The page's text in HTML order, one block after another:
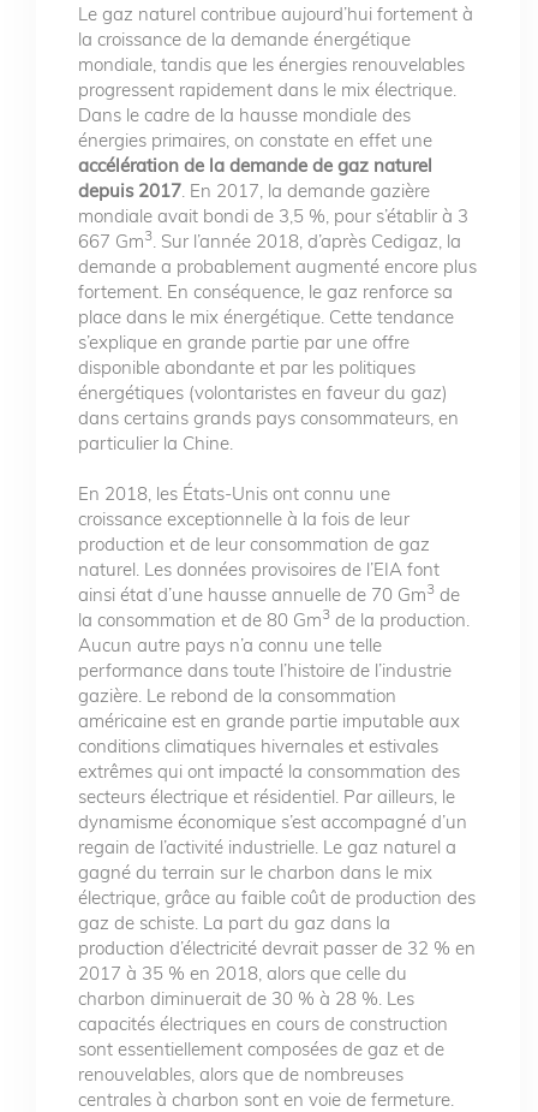
Le gaz naturel contribue aujourd’hui fortement à
la croissance de la demande énergétique
mondiale, tandis que les énergies renouvelables
progressent rapidement dans le mix électrique.
Dans le cadre de la hausse mondiale des
énergies primaires, on constate en effet une
accélération de la demande de gaz naturel
depuis 2017 . En 2017, la demande gazière
mondiale avait bondi de 3,5 %, pour s’établir à 3
667 Gm3 . Sur l’année 2018, d’après Cedigaz, la
demande a probablement augmenté encore plus
fortement. En conséquence, le gaz renforce sa
place dans le mix énergétique. Cette tendance
s’explique en grande partie par une offre
disponible abondante et par les politiques
énergétiques (volontaristes en faveur du gaz)
dans certains grands pays consommateurs, en
particulier la Chine.
En 2018, les États-Unis ont connu une
croissance exceptionnelle à la fois de leur
production et de leur consommation de gaz
naturel. Les données provisoires de l’EIA font
ainsi état d’une hausse annuelle de 70 Gm3 de
la consommation et de 80 Gm3 de la production.
Aucun autre pays n’a connu une telle
performance dans toute l’histoire de l’industrie
gazière. Le rebond de la consommation
américaine est en grande partie imputable aux
conditions climatiques hivernales et estivales
extrêmes qui ont impacté la consommation des
secteurs électrique et résidentiel. Par ailleurs, le
dynamisme économique s’est accompagné d’un
regain de l’activité industrielle. Le gaz naturel a
gagné du terrain sur le charbon dans le mix
électrique, grâce au faible coût de production des
gaz de schiste. La part du gaz dans la
production d’électricité devrait passer de 32 % en
2017 à 35 % en 2018, alors que celle du
charbon diminuerait de 30 % à 28 %. Les
capacités électriques en cours de construction
sont essentiellement composées de gaz et de
renouvelables, alors que de nombreuses
centrales à charbon sont en voie de fermeture.